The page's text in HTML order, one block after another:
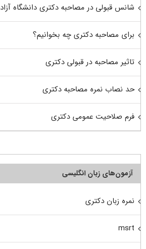
شانس قبولی در مصاحبه دکتری دانشگاه آزاد
برای مصاحبه دکتری چه بخوانیم؟
تاثیر مصاحبه در قبولی دکتری
حد نصاب نمره مصاحبه دکتری
فرم صلاحیت عمومی دکتری
آزمون‌های زبان انگلیسی
نمره زبان دکتری
msrt